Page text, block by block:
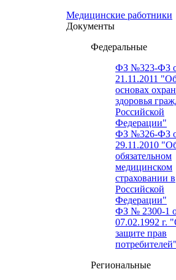
Медицинские работники
Документы
Федеральные
ФЗ №323-ФЗ
21.11.2011
основах
здоровья
Российской
Федерации"
ФЗ №326-ФЗ
29.11.2010
обязательном
медицинском
страховании в
Российской
Федерации"
ФЗ № 2300-1
07.02.1992 г.
защите прав
потребителей"
Региональные